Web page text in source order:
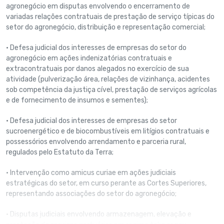
agronegócio em disputas envolvendo o encerramento de
variadas relações contratuais de prestação de serviço típicas do
setor do agronegócio, distribuição e representação comercial;
• Defesa judicial dos interesses de empresas do setor do
agronegócio em ações indenizatórias contratuais e
extracontratuais por danos alegados no exercício de sua
atividade (pulverização área, relações de vizinhança, acidentes
sob competência da justiça cível, prestação de serviços agrícolas
e de fornecimento de insumos e sementes);
• Defesa judicial dos interesses de empresas do setor
sucroenergético e de biocombustíveis em litígios contratuais e
possessórios envolvendo arrendamento e parceria rural,
regulados pelo Estatuto da Terra;
• Intervenção como amicus curiae em ações judiciais
estratégicas do setor, em curso perante as Cortes Superiores,
representando associações do setor do agronegócio;
• Disputas judiciais envolvendo armazenagem, elevação e